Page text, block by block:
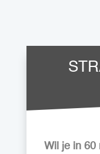
Wil je in 60